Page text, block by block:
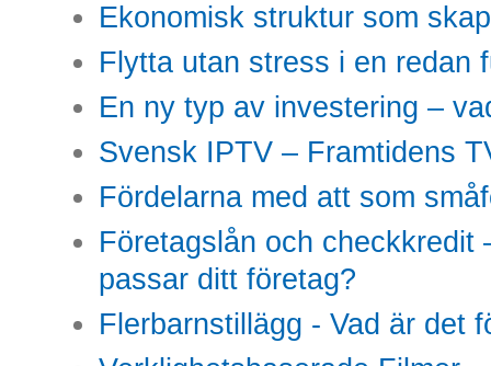
Ekonomisk struktur som
Flytta utan stress i en redan
En ny typ av investering –
Svensk IPTV – Framtidens
Fördelarna med att som
Företagslån och checkkredit
passar ditt företag?
Flerbarnstillägg - Vad är det